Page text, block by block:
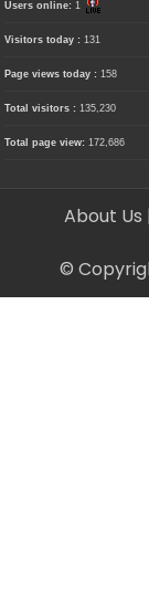
Users online: 1
Visitors today : 131
Page views today : 158
Total visitors : 135,230
Total page view: 172,686
About Us
©